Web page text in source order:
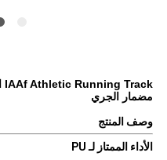
مضمار الجري
وصف المنتج
الأداء الممتاز لـ PU